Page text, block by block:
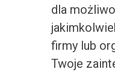
dla
firmy lub
Twoje